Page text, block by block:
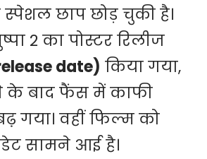
छाप छोड़ चुकी है।
2 का पोस्टर रिलीज
date) किया गया,
के बाद फैंस में काफी
गया। वहीं फिल्म को
सामने आई है।